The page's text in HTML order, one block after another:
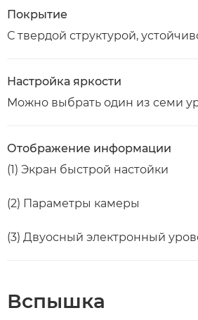
Покрытие
С твердой структурой,
Настройка яркости
Можно выбрать один из семи
Отображение информации
(1) Экран быстрой настойки
(2) Параметры камеры
(3) Двуосный электронный
Вспышка